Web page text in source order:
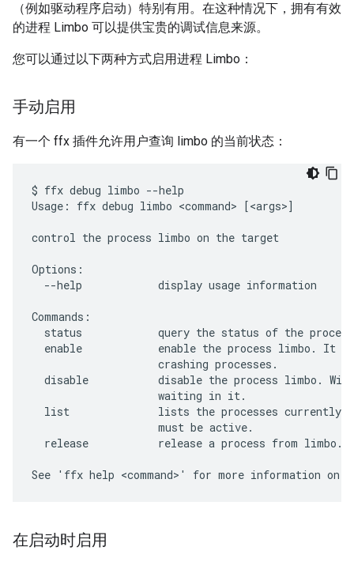
（例如驱动程序启动）特别有用。在这种情况下，拥有有效
的进程 Limbo 可以提供宝贵的调试信息来源。
您可以通过以下两种方式启用进程 Limbo：
手动启用
有一个 ffx 插件允许用户查询 limbo 的当前状态：
$ ffx debug limbo --help
Usage: ffx debug limbo <command> [<args>]
control the process limbo on the target
Options:
  --help            display usage information
Commands:
status            query the status of the
enable            enable the process limbo. It
                    crashing processes.
disable           disable the process limbo.
                    waiting in it.
list              lists the processes currently
                    must be active.
release           release a process from limbo.
在启动时启用